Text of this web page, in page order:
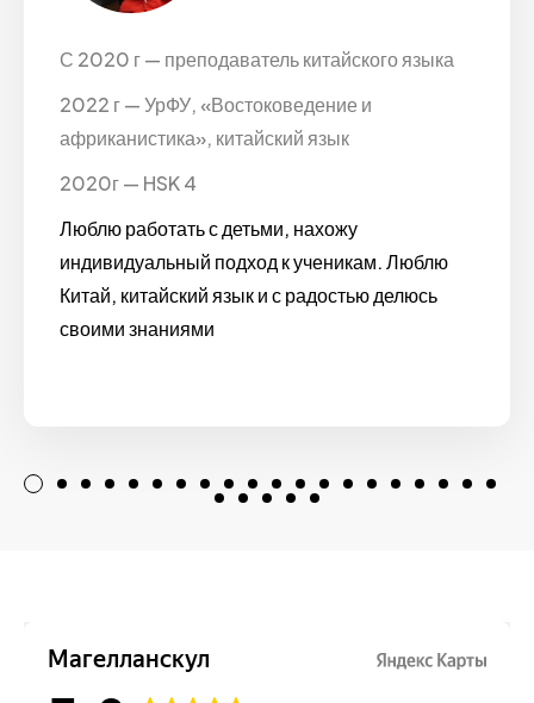
С 2020 г — преподаватель китайского языка
2022 г — УрФУ, «Востоковедение и
африканистика», китайский язык
2020г — HSK 4
Люблю работать с детьми, нахожу
индивидуальный подход к ученикам. Люблю
Китай, китайский язык и с радостью делюсь
своими знаниями